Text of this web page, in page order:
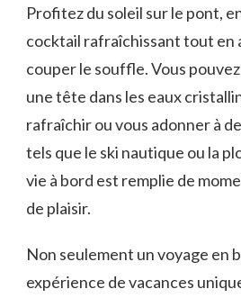
Profitez du‌ soleil sur le pont,
cocktail rafraîchissant tout en
couper le souffle. Vous
une‌ tête⁤ dans les eaux
rafraîchir ‌ou vous adonner à
tels que le ski‌ nautique ou la
vie ‍à bord ​est remplie de
de plaisir.
Non seulement un⁤ voyage ​en
expérience de vacances